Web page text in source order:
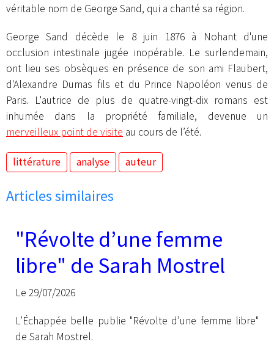
véritable nom de George Sand, qui a chanté sa région.
George Sand décède le 8 juin 1876 à Nohant d'une
occlusion intestinale jugée inopérable. Le surlendemain,
ont lieu ses obsèques en présence de son ami Flaubert,
d'Alexandre Dumas fils et du Prince Napoléon venus de
Paris. L'autrice de plus de quatre-vingt-dix romans est
inhumée dans la propriété familiale, devenue un
merveilleux point de visite au cours de l’été.
littérature analyse auteur
Articles similaires
"Révolte d’une femme
libre" de Sarah Mostrel
Le 29/07/2026
L’Échappée belle publie "Révolte d’une femme libre"
de Sarah Mostrel.